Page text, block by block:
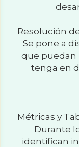
Resolución
Se pone a
que puedan
tenga en
Métricas y
Durante
identifican